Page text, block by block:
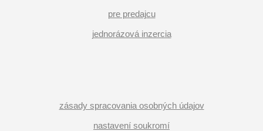
pre predajcu
jednorázová inzercia
zásady spracovania osobných údajov
nastavení soukromí